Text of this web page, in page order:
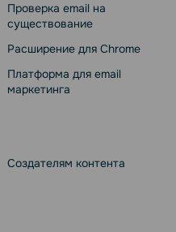
Проверка email на
существование
Расширение для Chrome
Платформа для email
маркетинга
Создателям контента